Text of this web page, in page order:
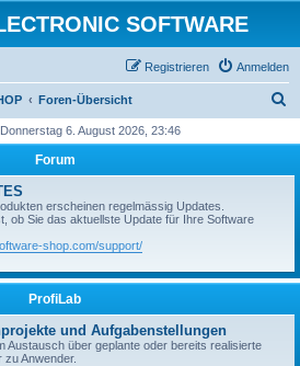
SOFTWARE
Anmelden
Registrieren
Foren-Übersicht
h
6. August 2026, 23:46
Forum
erscheinen regelmässig Updates.
ob Sie das aktuellste Update für Ihre Software
shop.com/support/
ProfiLab
und Aufgabenstellungen
Austausch über geplante oder bereits realisierte
zu Anwender.